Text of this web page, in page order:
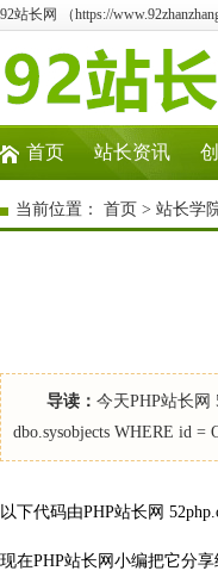
92站长网 （https://
首页 站长资讯
当前位置： 首页 > 站长学
导读： 今天PHP站长网
dbo.sysobjects WHERE id =
以下代码由PHP站长网
现在PHP站长网小编把它分